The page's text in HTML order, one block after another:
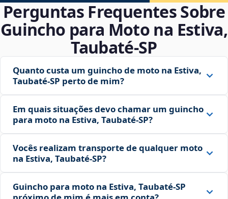
Perguntas Frequentes Sobre
Guincho para Moto na Estiva,
Taubaté‑SP
Quanto custa um guincho de moto na Estiva,
Taubaté‑SP perto de mim?
Em quais situações devo chamar um guincho
para moto na Estiva, Taubaté‑SP?
Vocês realizam transporte de qualquer moto
na Estiva, Taubaté‑SP?
Guincho para moto na Estiva, Taubaté‑SP